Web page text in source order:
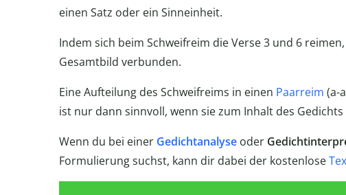
einen Satz oder ein Sinneinheit.
Indem sich beim Schweifreim die Verse 3 und 6
Gesamtbild verbunden.
Eine Aufteilung des Schweifreims in einen Paarreim (a-
ist nur dann sinnvoll, wenn sie zum Inhalt des Gedichts
Wenn du bei einer Gedichtanalyseoder
Formulierung suchst, kann dir dabei der kostenlose